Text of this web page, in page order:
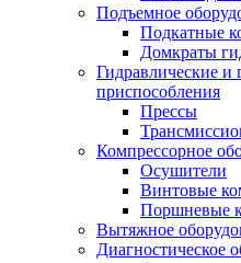
Подъемное
Подкатные
Домкраты
Гидравлические и
приспособления
Прессы
Компрессорное
Осушители
Винтовые
Поршневые
Вытяжное
Диагностическое